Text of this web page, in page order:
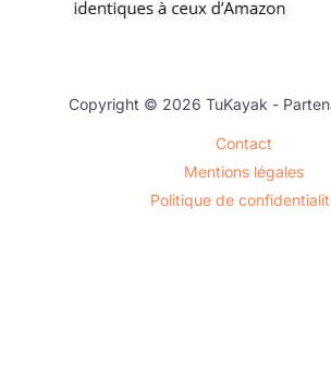
Copyright © 2026 TuKayak -
Contact
Mentions légales
Politique de